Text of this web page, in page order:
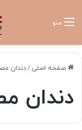
منو
صفحه اصلی /دندان
دندان